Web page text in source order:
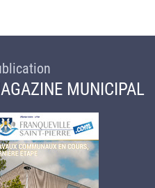
MUNICIPAL